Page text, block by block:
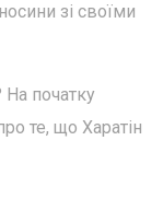
зі своїми
початку
те, що Харатін